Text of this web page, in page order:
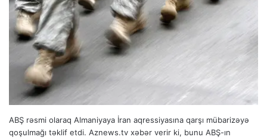
ABŞ rəsmi olaraq Almaniyaya İran aqressiyasına qarşı mübarizəyə
qoşulmağı təklif etdi. Aznews.tv xəbər verir ki, bunu ABŞ-ın